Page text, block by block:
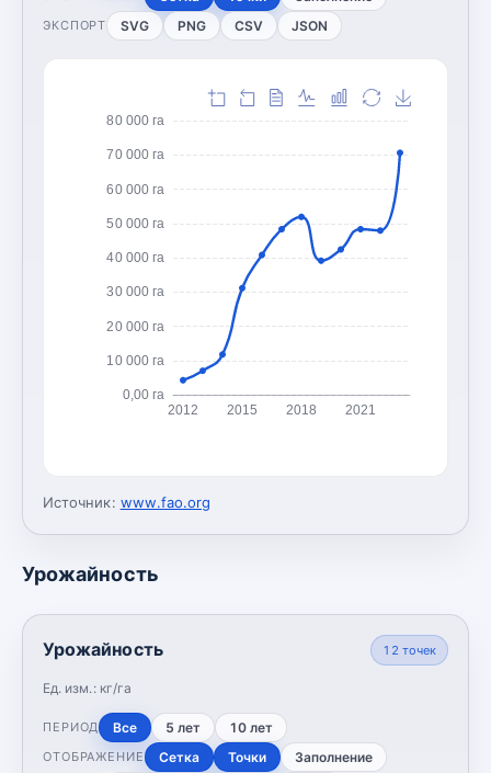
ЭКСПОРТ SVG PNG CSV JSON
0,00 га
10 000 га
20 000 га
30 000 га
40 000 га
50 000 га
60 000 га
70 000 га
80 000 га
2012 2015 2018 2021
Источник: www.fao.org
Урожайность
Урожайность
Ед. изм.: кг/га
12 точек
ПЕРИОД Все 5 лет 10 лет
ОТОБРАЖЕНИЕ Сетка Точки Заполнение